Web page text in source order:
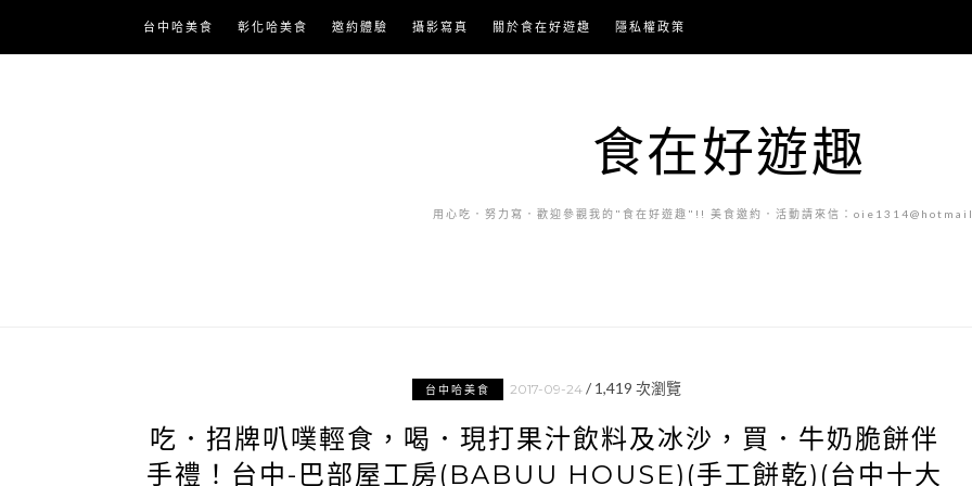
content
台中哈美食 彰化哈美食 邀約體驗 攝影寫真 關於食在好遊趣 隱私權政策
食在好遊趣
用心吃．努力寫．歡迎參觀我的"食在好遊趣"!! 美食邀約．活動請來信：
台中哈美食 2017-09-24 / 1,419 次瀏覽
吃．招牌叭噗輕食，喝．現打果汁飲料及冰沙，買．牛奶脆餅伴
手禮！台中-巴部屋工房(BABUU HOUSE)(手工餅乾)(台中十大